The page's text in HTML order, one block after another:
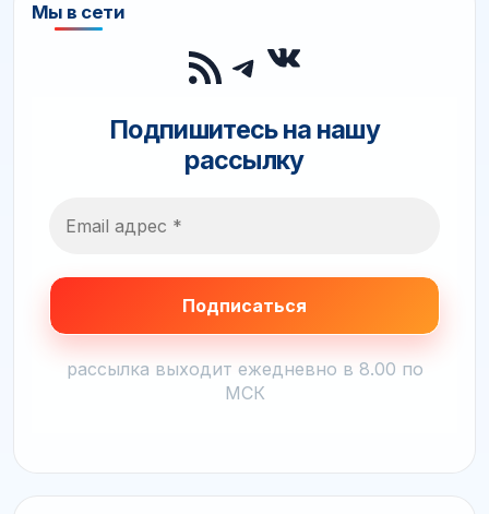
Мы в сети
RSS-лента
Telegram
ВКонтакте
Подпишитесь на нашу
рассылку
рассылка выходит ежедневно в 8.00 по
МСК